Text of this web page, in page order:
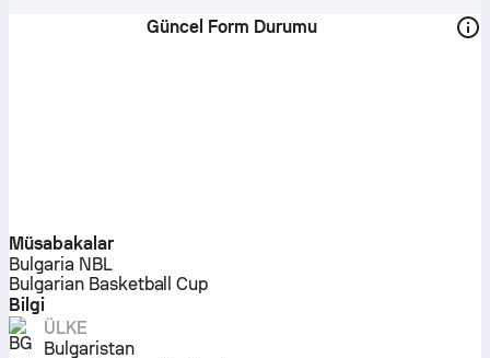
Güncel Form Durumu
Müsabakalar
Bulgaria NBL
Bulgarian Basketball Cup
Bilgi
ÜLKE
Bulgaristan